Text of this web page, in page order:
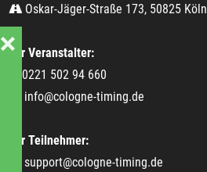
❌
Oskar-Jäger-Straße 173, 50825 Köln
Für Veranstalter:
0221 502 94 660
info@cologne-timing.de
Für Teilnehmer:
support@cologne-timing.de